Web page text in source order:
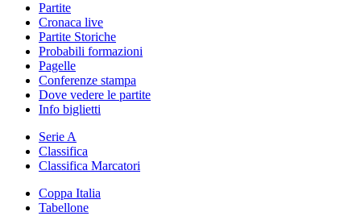
Partite
Cronaca live
Partite Storiche
Probabili formazioni
Pagelle
Conferenze stampa
Dove vedere le partite
Info biglietti
Serie A
Classifica
Classifica Marcatori
Coppa Italia
Tabellone